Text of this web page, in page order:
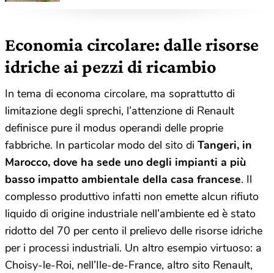
Economia circolare: dalle risorse
idriche ai pezzi di ricambio
In tema di economa circolare, ma soprattutto di
limitazione degli sprechi, l’attenzione di Renault
definisce pure il modus operandi delle proprie
fabbriche. In particolar modo del sito di Tangeri, in
Marocco, dove ha sede uno degli impianti a più
basso impatto ambientale della casa francese. Il
complesso produttivo infatti non emette alcun rifiuto
liquido di origine industriale nell’ambiente ed è stato
ridotto del 70 per cento il prelievo delle risorse idriche
per i processi industriali. Un altro esempio virtuoso: a
Choisy-le-Roi, nell’Ile-de-France, altro sito Renault,